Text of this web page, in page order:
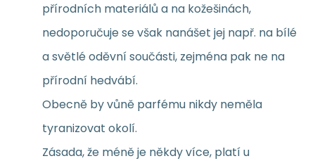
přírodních materiálů a na kožešinách,
nedoporučuje se však nanášet jej např. na bílé
a světlé oděvní součásti, zejména pak ne na
přírodní hedvábí.
Obecně by vůně parfému nikdy neměla
tyranizovat okolí.
Zásada, že méně je někdy více, platí u